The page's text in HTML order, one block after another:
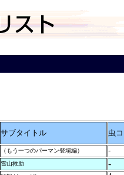
サブタイトル
虫
（もう一つのパーマン登場編）
-
雪山救助 -